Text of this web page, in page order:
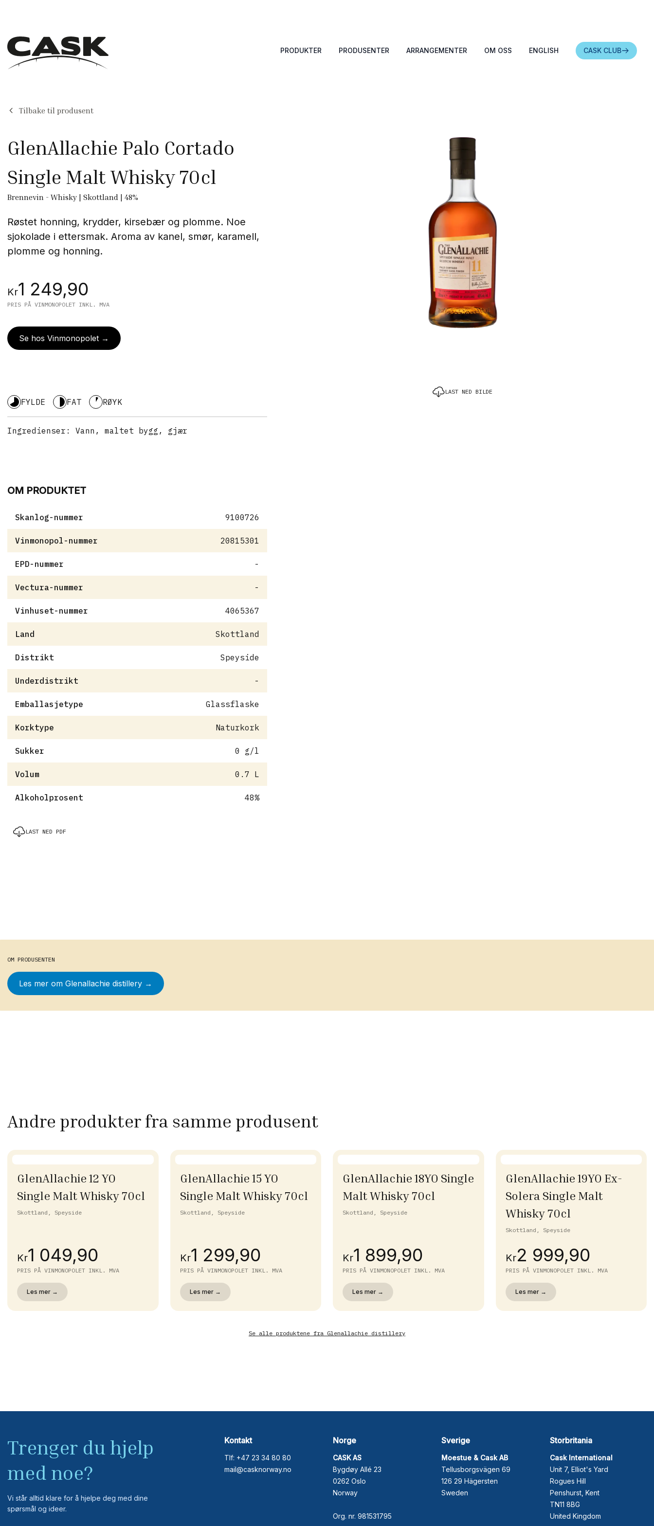
PRODUKTER PRODUSENTER ARRANGEMENTER OM OSS ENGLISH CASK CLUB
Tilbake til produsent
GlenAllachie Palo Cortado
Single Malt Whisky 70cl
Brennevin - Whisky | Skottland | 48%
Røstet honning, krydder, kirsebær og plomme. Noe
sjokolade i ettersmak. Aroma av kanel, smør, karamell,
plomme og honning.
Kr1 249,90
PRIS PÅ VINMONOPOLET INKL. MVA
Se hos Vinmonopolet →
FYLDE FAT RØYK
Ingredienser: Vann, maltet bygg, gjær
OM PRODUKTET
Skanlog-nummer 9100726
Vinmonopol-nummer 20815301
EPD-nummer -
Vectura-nummer -
Vinhuset-nummer 4065367
Land Skottland
Distrikt Speyside
Underdistrikt -
Emballasjetype Glassflaske
Korktype Naturkork
Sukker 0 g/l
Volum 0.7 L
Alkoholprosent 48%
LAST NED PDF
LAST NED BILDE
OM PRODUSENTEN
Les mer om Glenallachie distillery →
Andre produkter fra samme produsent
GlenAllachie 12 YO
Single Malt Whisky 70cl
Skottland, Speyside
Kr1 049,90
PRIS PÅ VINMONOPOLET INKL. MVA
Les mer →
GlenAllachie 15 YO
Single Malt Whisky 70cl
Skottland, Speyside
Kr1 299,90
PRIS PÅ VINMONOPOLET INKL. MVA
Les mer →
GlenAllachie 18YO Single
Malt Whisky 70cl
Skottland, Speyside
Kr1 899,90
PRIS PÅ VINMONOPOLET INKL. MVA
Les mer →
GlenAllachie 19YO Ex-
Solera Single Malt
Whisky 70cl
Skottland, Speyside
Kr2 999,90
PRIS PÅ VINMONOPOLET INKL. MVA
Les mer →
Se alle produktene fra Glenallachie distillery
Trenger du hjelp
med noe?
Vi står alltid klare for å hjelpe deg med dine
spørsmål og ideer.
Kontakt
Tlf: +47 23 34 80 80
mail@casknorway.no
Norge
CASK AS
Bygdøy Allé 23
0262 Oslo
Norway
Org. nr. 981531795
Sverige
Moestue & Cask AB
Tellusborgsvägen 69
126 29 Hägersten
Sweden
Storbritania
Cask International
Unit 7, Elliot's Yard
Rogues Hill
Penshurst, Kent
TN11 8BG
United Kingdom